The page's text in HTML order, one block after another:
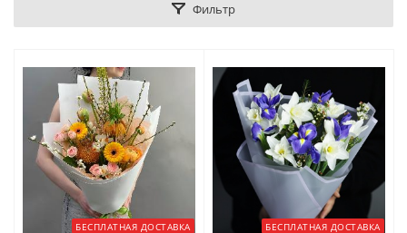
Фильтр
БЕСПЛАТНАЯ ДОСТАВКА БЕСПЛАТНАЯ ДОСТАВКА